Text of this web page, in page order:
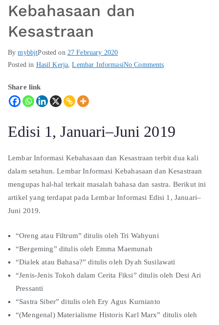
Kebahasaan dan
Kesastraan
BymybbjtPosted on 27 February 2020
Posted in Hasil Kerja ,Lembar InformasiNo Comments
Share link
Edisi 1, Januari–Juni 2019
Lembar Informasi Kebahasaan dan Kesastraan terbit dua kali
dalam setahun. Lembar Informasi Kebahasaan dan Kesastraan
mengupas hal-hal terkait masalah bahasa dan sastra. Berikut ini
artikel yang terdapat pada Lembar Informasi Edisi 1, Januari–
Juni 2019.
“Oreng atau Filtrum” ditulis oleh Tri Wahyuni
“Bergeming” ditulis oleh Emma Maemunah
“Dialek atau Bahasa?” ditulis oleh Dyah Susilawati
“Jenis-Jenis Tokoh dalam Cerita Fiksi” ditulis oleh Desi Ari
Pressanti
“Sastra Siber” ditulis oleh Ery Agus Kurnianto
“(Mengenal) Materialisme Historis Karl Marx” ditulis oleh